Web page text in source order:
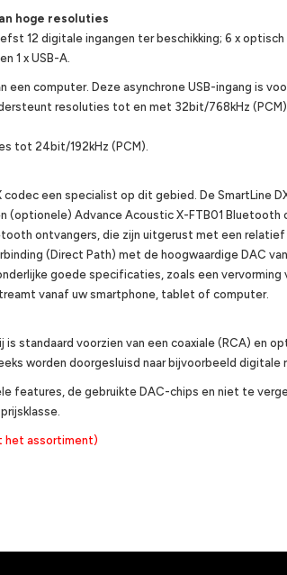
hoge resoluties
12 digitale ingangen ter beschikking; 6 x optisch
1 x USB-A.
een computer. Deze asynchrone USB-ingang is
resoluties tot en met 32bit/768kHz
tot 24bit/192kHz (PCM).
een specialist op dit gebied. De SmartLine
(optionele) Advance Acoustic X-FTB01 Bluetooth
ontvangers, die zijn uitgerust met een
(Direct Path) met de hoogwaardige DAC
goede specificaties, zoals een vervorming
vanaf uw smartphone, tablet of computer.
standaard voorzien van een coaxiale (RCA) en
worden doorgesluisd naar bijvoorbeeld digitale
features, de gebruikte DAC-chips en niet te
het assortiment)